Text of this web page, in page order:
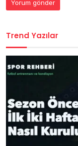
Trend Yazılar